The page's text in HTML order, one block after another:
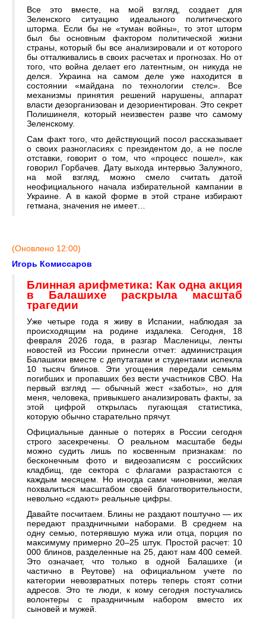
Все это вместе, на мой взгляд, создает для
Зеленского ситуацию идеального политического
шторма. Если бы не «туман войны», то этот шторм
был бы основным фактором политической жизни
страны, который бы все анализировали и от которого
бы отталкивались в своих расчетах и прогнозах. Но от
того, что война делает его латентным, он никуда не
делся. Украина на самом деле уже находится в
состоянии «майдана по технологии стелс». Все
механизмы принятия решений нарушены, аппарат
власти дезорганизован и дезориентирован. Это секрет
Полишинеля, который неизвестен разве что самому
Зеленскому.
Сам факт того, что действующий посол рассказывает
о своих разногласиях с президентом до, а не после
отставки, говорит о том, что «процесс пошел», как
говорил Горбачев. Дату выхода интервью Залужного,
на мой взгляд, можно смело считать датой
неофициального начала избирательной кампании в
Украине. А в какой форме в этой стране избирают
гетмана, значения не имеет…
(Оновлено 12:00)
Игорь Комиссаров
Блинная арифметика: Как одна акция
в Балашихе раскрыла масштаб
трагедии
Уже четыре года я живу в Испании, наблюдая за
происходящим на родине издалека. Сегодня, 18
февраля 2026 года, в разгар Масленицы, ленты
новостей из России принесли отчет: администрация
Балашихи вместе с депутатами и студентами испекла
10 тысяч блинов. Эти угощения передали семьям
погибших и пропавших без вести участников СВО. На
первый взгляд — обычный жест «заботы», но для
меня, человека, привыкшего анализировать факты, за
этой цифрой открылась пугающая статистика,
которую обычно старательно прячут.
Официальные данные о потерях в России сегодня
строго засекречены. О реальном масштабе беды
можно судить лишь по косвенным признакам: по
бесконечным фото и видеозаписям с российских
кладбищ, где сектора с флагами разрастаются с
каждым месяцем. Но иногда сами чиновники, желая
похвалиться масштабом своей благотворительности,
невольно «сдают» реальные цифры.
Давайте посчитаем. Блины не раздают поштучно — их
передают праздничными наборами. В среднем на
одну семью, потерявшую мужа или отца, порция по
максимуму примерно 20–25 штук. Простой расчет: 10
000 блинов, разделенные на 25, дают нам 400 семей.
Это означает, что только в одной Балашихе (и
частично в Реутове) на официальном учете по
категории невозвратных потерь теперь стоят сотни
адресов. Это те люди, к кому сегодня постучались
волонтеры с праздничным набором вместо их
сыновей и мужей.